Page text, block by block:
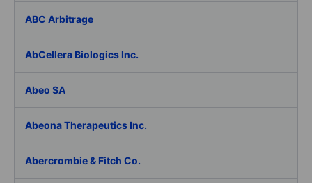
ABC Arbitrage
AbCellera Biologics Inc.
Abeo SA
Abeona Therapeutics Inc.
Abercrombie & Fitch Co.